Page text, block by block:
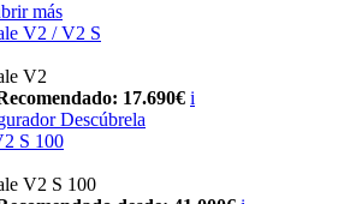
más
V2 / V2 S
V2
17.690€ i
Descúbrela
S 100
V2 S 100